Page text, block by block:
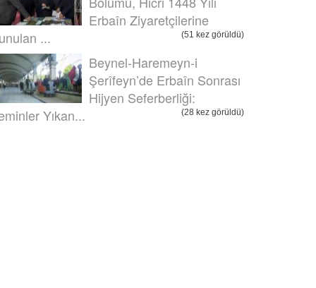
Erbaîn Ziyaretçilerine
...
(51 kez görüldü)
Beynel-Haremeyn-i
Şerîfeyn’de Erbaîn Sonrası
Hijyen Seferberliği:
Yıkan...
(28 kez görüldü)